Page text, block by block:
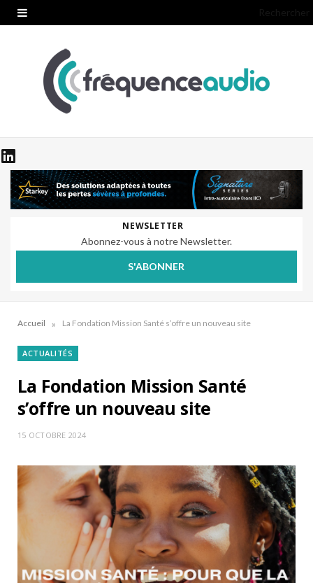
NEWSLETTER
Abonnez-vous à notre Newsletter.
S'ABONNER
Accueil » La Fondation Mission Santé s’offre un nouveau site
ACTUALITÉS
La Fondation Mission Santé
s’offre un nouveau site
15 OCTOBRE 2024